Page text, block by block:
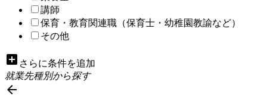
講師
保育・教育関連職（保育士・幼稚園教諭など）
その他
add_box さらに条件を追加
就業先種別から探す
